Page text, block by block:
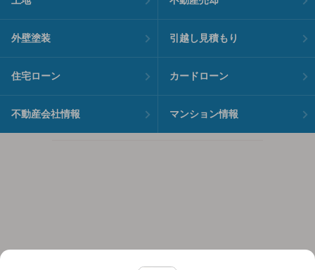
外壁塗装 引越し見積もり
住宅ローン カードローン
不動産会社情報 マンション情報